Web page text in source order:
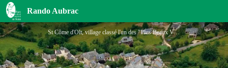
Rando Aubrac
Découverte du village de St-Côme d'Olt
St Côme d'Olt, village classé l'un des "Plus Beaux Villages de France" - Comité Départemental du Tourisme de l'Aveyron